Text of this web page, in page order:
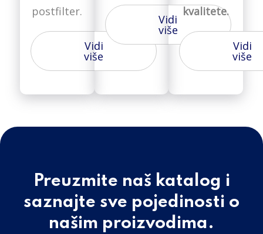
postfilter.
Vidi
više
Vidi
više
kvalitete.
Vidi
više
Preuzmite naš katalog i
saznajte sve pojedinosti o
našim proizvodima.